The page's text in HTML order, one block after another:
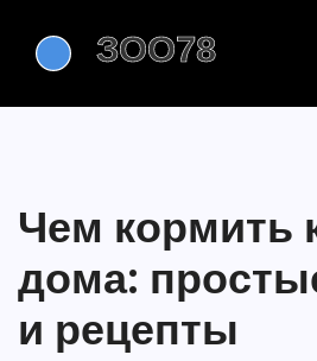
Чем кормить
дома:
и рецепты